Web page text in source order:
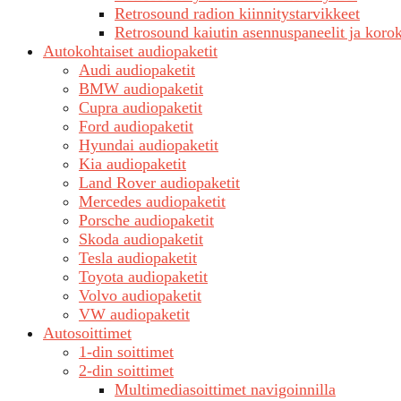
Retrosound radion kiinnitystarvikkeet
Retrosound kaiutin asennuspaneelit ja
Autokohtaiset audiopaketit
Audi audiopaketit
BMW audiopaketit
Cupra audiopaketit
Ford audiopaketit
Hyundai audiopaketit
Kia audiopaketit
Land Rover audiopaketit
Mercedes audiopaketit
Porsche audiopaketit
Skoda audiopaketit
Tesla audiopaketit
Toyota audiopaketit
Volvo audiopaketit
VW audiopaketit
Autosoittimet
1-din soittimet
2-din soittimet
Multimediasoittimet navigoinnilla